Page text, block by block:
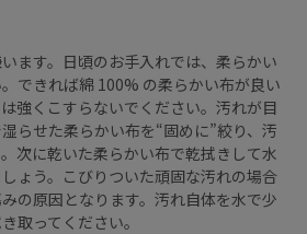
ます。日頃のお手入れでは、柔らかい
できれば綿 100% の柔らかい布が良い
強くこすらないでください。汚れが目
らせた柔らかい布を“固めに”絞り、汚
次に乾いた柔らかい布で乾拭きして水
ょう。こびりついた頑固な汚れの場合
の原因となります。汚れ自体を水で少
取ってください。